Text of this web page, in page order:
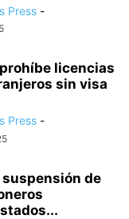
Press -
licencias
sin visa
Press -
suspensión de